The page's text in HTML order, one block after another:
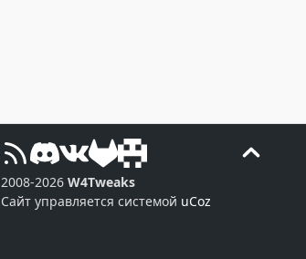
2008-2026 W4Tweaks
Сайт управляется системой uCoz